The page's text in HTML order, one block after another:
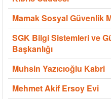
Mamak Sosyal Güvenlik
SGK Bilgi Sistemleri ve
Başkanlığı
Muhsin Yazıcıoğlu Kabri
Mehmet Akif Ersoy Evi